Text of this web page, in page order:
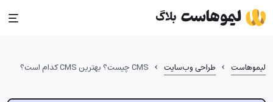
Skip
to
لیموهاست › طراحی وب‌سایت › CMS چیست؟ بهترین CMS کدام است؟